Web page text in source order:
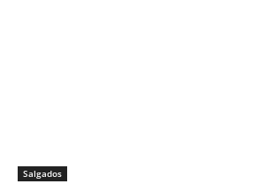
Salgados